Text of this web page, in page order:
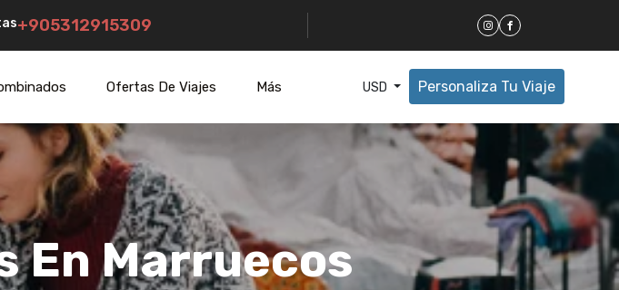
+905312915309
Ofertas De Viajes Más USD Personaliza Tu Viaje
En Marruecos